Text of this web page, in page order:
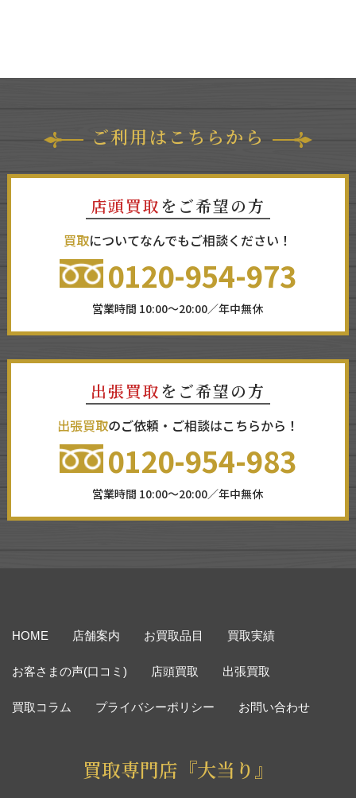
ご利用はこちらから
店頭買取 をご希望の方
買取についてなんでもご相談ください！
0120-954-973
営業時間 10:00～20:00／年中無休
出張買取 をご希望の方
出張買取のご依頼・ご相談はこちらから！
0120-954-983
営業時間 10:00～20:00／年中無休
HOME 店舗案内 お買取品目 買取実績
お客さまの声(口コミ) 店頭買取 出張買取
買取コラム プライバシーポリシー お問い合わせ
買取専門店『大当り』